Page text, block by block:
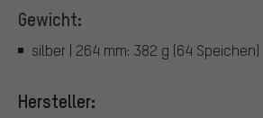
Gewicht:
silber | 264 mm: 382 g (64 Speichen)
Hersteller: